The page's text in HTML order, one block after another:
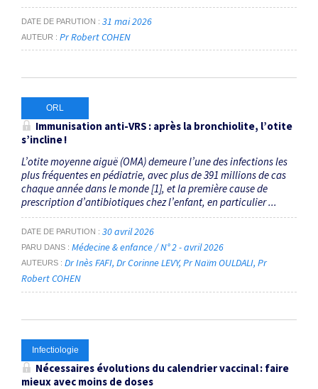
DATE DE PARUTION 31 mai 2026
AUTEUR Pr Robert COHEN
ORL
Immunisation anti-VRS : après la bronchiolite, l’otite
s’incline !
L’otite moyenne aiguë (OMA) demeure l’une des infections les
plus fréquentes en pédiatrie, avec plus de 391 millions de cas
chaque année dans le monde [1], et la première cause de
prescription d’antibiotiques chez l’enfant, en particulier ...
DATE DE PARUTION 30 avril 2026
PARU DANS Médecine & enfance / N° 2 - avril 2026
AUTEURS Dr Inès FAFI Dr Corinne LEVY Pr Naïm OULDALI Pr
Robert COHEN
Infectiologie
Nécessaires évolutions du calendrier vaccinal : faire
mieux avec moins de doses